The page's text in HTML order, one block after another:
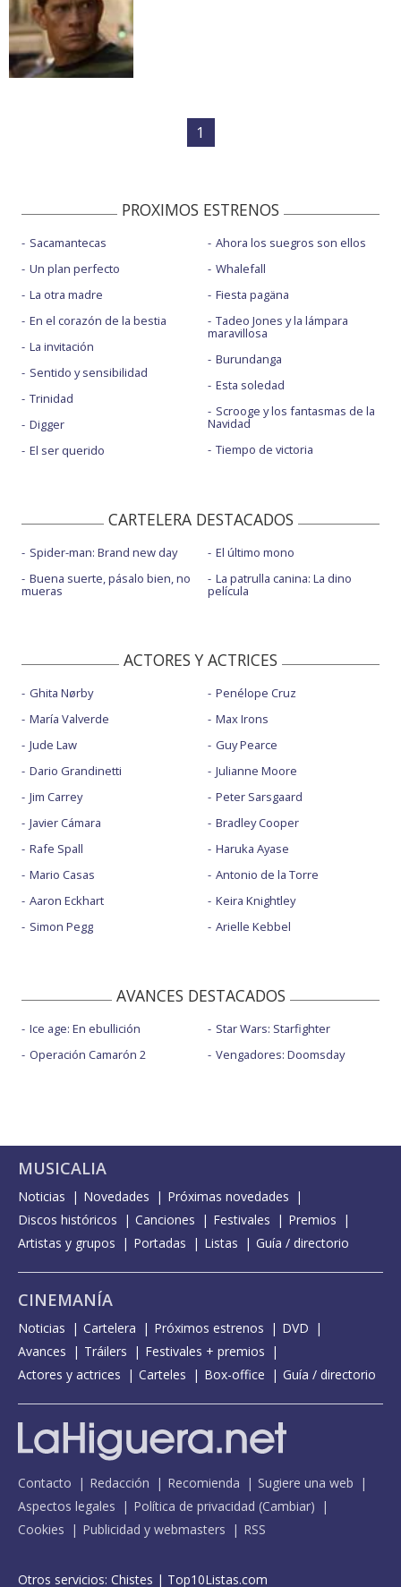
1
PROXIMOS ESTRENOS
Sacamantecas
Un plan perfecto
La otra madre
En el corazón de la bestia
La invitación
Sentido y sensibilidad
Trinidad
Digger
El ser querido
Ahora los suegros son ellos
Whalefall
Fiesta pagäna
Tadeo Jones y la lámpara
maravillosa
Burundanga
Esta soledad
Scrooge y los fantasmas de la
Navidad
Tiempo de victoria
CARTELERA DESTACADOS
Spider-man: Brand new day
Buena suerte, pásalo bien, no
mueras
El último mono
La patrulla canina: La dino
película
ACTORES Y ACTRICES
Ghita Nørby
María Valverde
Jude Law
Dario Grandinetti
Jim Carrey
Javier Cámara
Rafe Spall
Mario Casas
Aaron Eckhart
Simon Pegg
Penélope Cruz
Max Irons
Guy Pearce
Julianne Moore
Peter Sarsgaard
Bradley Cooper
Haruka Ayase
Antonio de la Torre
Keira Knightley
Arielle Kebbel
AVANCES DESTACADOS
Ice age: En ebullición
Operación Camarón 2
Star Wars: Starfighter
Vengadores: Doomsday
MUSICALIA
Noticias Novedades
Próximas novedades
Discos históricos
Canciones Festivales
Premios
Artistas y grupos
Portadas Listas Guía / directorio
CINEMANÍA
Noticias Cartelera Próximos estrenos
DVD
Avances
Tráilers
Festivales + premios
Actores y actrices
Carteles Box-office Guía / directorio
Contacto Redacción Recomienda
Sugiere una web
Aspectos legales
Política de privacidad (Cambiar)
Cookies
Publicidad y webmasters RSS
Otros servicios: Chistes | Top10Listas.com